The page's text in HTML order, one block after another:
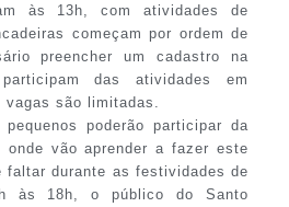
às 13h, com atividades de
começam por ordem de
preencher um cadastro na
das atividades em
são limitadas.
poderão participar da
onde vão aprender a fazer este
faltar durante as festividades de
às 18h, o público do Santo